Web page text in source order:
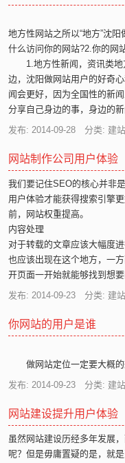
地方性网站之所以“地方”沈
什么访问你的网站?2.你的网
1.地方性新闻，资讯类地
边，沈阳做网站用户的好奇
闻会更好，因为全国性的新
分享自己身边的事，身边的
发布: 2014-09-28 分类: 建
网站制作公司用户体验
我们要记住SEO的核心并非
用户体验才能获得搜索引擎
前，网站权重提高。
内容处理
对于转载的文章应该大幅度
也应该出现在这个地方，一
开页面一开始就能够找到想
发布: 2014-09-23 分类: 建
你网站的用户是谁
做网站定位一定要大概的
发布: 2014-09-23 分类: 建
网站建设提升用户体验
虽然网站建设历经多年发展
呢？但是毋庸置疑的是，就